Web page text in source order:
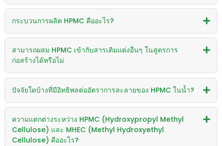
กระบวนการผลิต HPMC คืออะไร?
สามารถผสม HPMC เข้ากับสารเติมแต่งอื่นๆ ในสูตรการ
ก่อสร้างได้หรือไม่
ปัจจัยใดบ้างที่มีอิทธิพลต่ออัตราการละลายของ HPMC ในน้ำ?
ความแตกต่างระหว่าง HPMC (Hydroxypropyl Methyl
Cellulose) และ MHEC (Methyl Hydroxyethyl
Cellulose) คืออะไร?